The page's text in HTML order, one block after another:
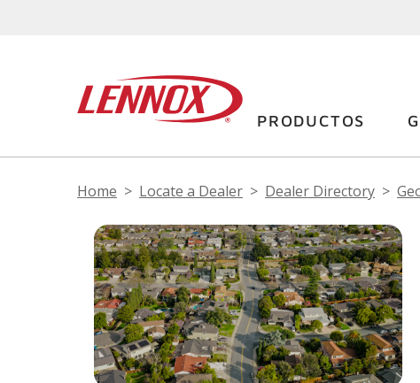
PRODUCTOS
Home Locate a Dealer Dealer Directory